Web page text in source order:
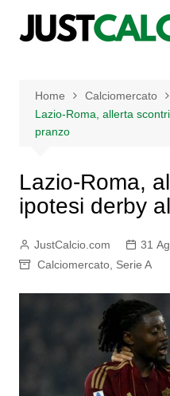
Home
Calciomercato
Lazio-Roma, allerta
pranzo
Lazio-Roma,
ipotesi derby
JustCalcio.com
31
Calciomercato, Serie A